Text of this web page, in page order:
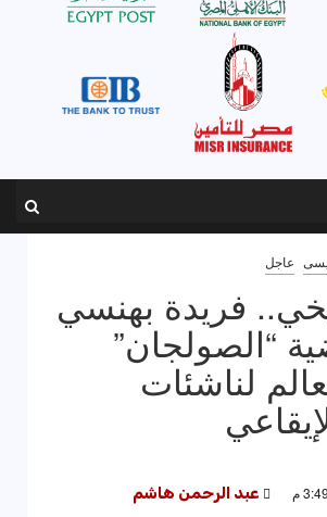
عاجل
فريدة بهنسي
“الصولجان”
لناشئات
عبد الرحمن هاشم